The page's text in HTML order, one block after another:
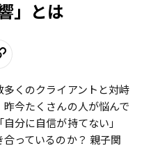
」とは
くのクライアントと対峙
今たくさんの人が悩んで
分に自信が持てない」
っているのか？ 親子関